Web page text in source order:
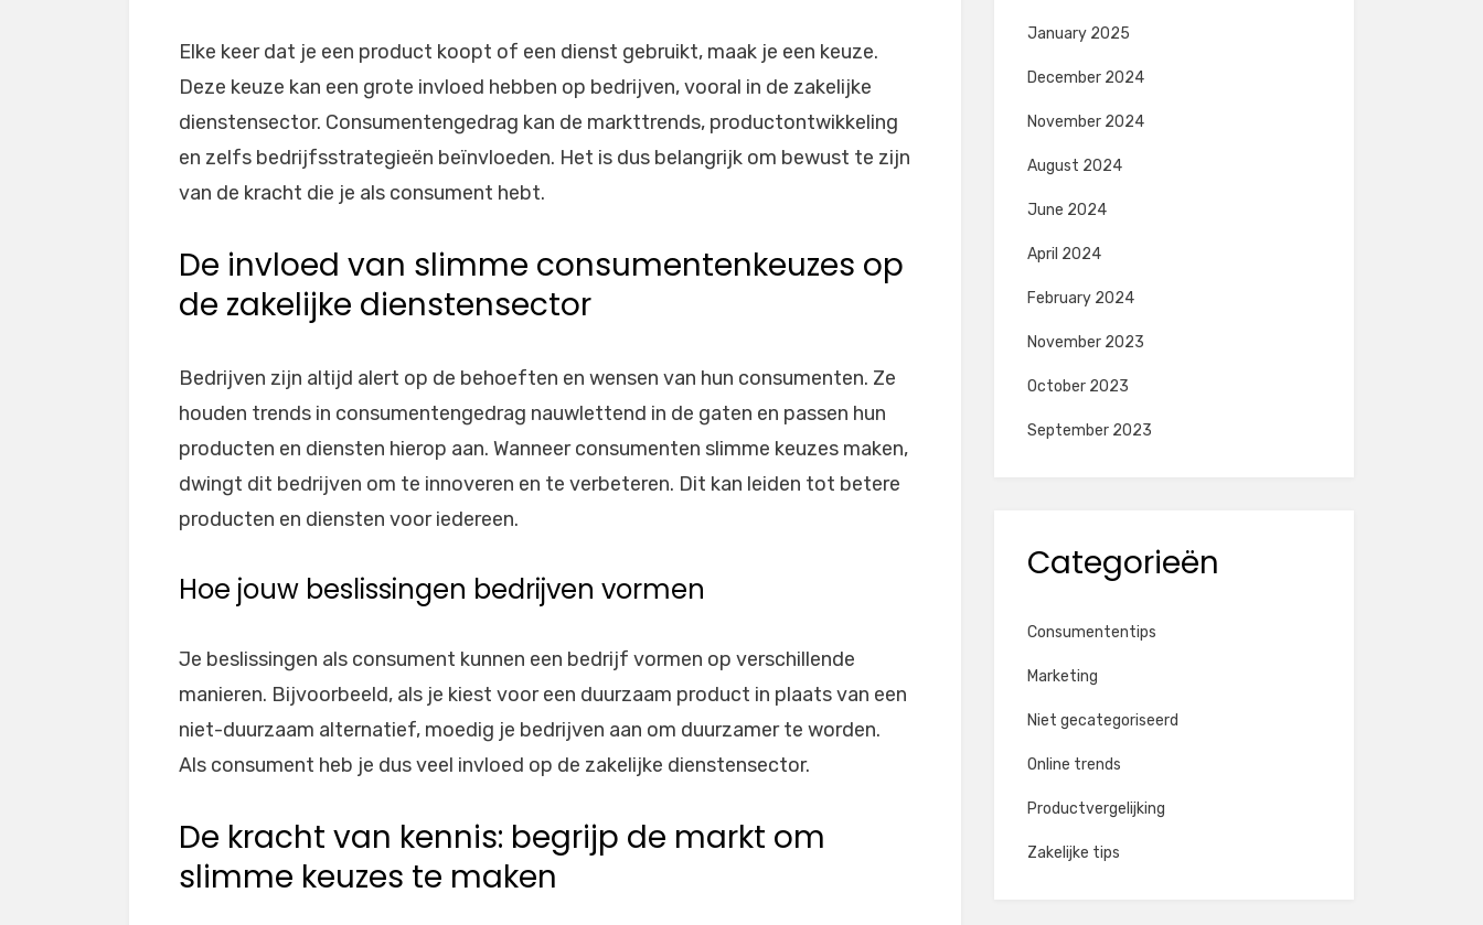
Elke keer dat je een product koopt of een dienst gebruikt, maak je een keuze.
Deze keuze kan een grote invloed hebben op bedrijven, vooral in de zakelijke
dienstensector. Consumentengedrag kan de markttrends, productontwikkeling
en zelfs bedrijfsstrategieën beïnvloeden. Het is dus belangrijk om bewust te zijn
van de kracht die je als consument hebt.
De invloed van slimme consumentenkeuzes op
de zakelijke dienstensector
Bedrijven zijn altijd alert op de behoeften en wensen van hun consumenten. Ze
houden trends in consumentengedrag nauwlettend in de gaten en passen hun
producten en diensten hierop aan. Wanneer consumenten slimme keuzes maken,
dwingt dit bedrijven om te innoveren en te verbeteren. Dit kan leiden tot betere
producten en diensten voor iedereen.
Hoe jouw beslissingen bedrijven vormen
Je beslissingen als consument kunnen een bedrijf vormen op verschillende
manieren. Bijvoorbeeld, als je kiest voor een duurzaam product in plaats van een
niet-duurzaam alternatief, moedig je bedrijven aan om duurzamer te worden.
Als consument heb je dus veel invloed op de zakelijke dienstensector.
De kracht van kennis: begrijp de markt om
slimme keuzes te maken
January 2025
December 2024
November 2024
August 2024
June 2024
April 2024
February 2024
November 2023
October 2023
September 2023
Categorieën
Consumententips
Marketing
Niet gecategoriseerd
Online trends
Productvergelijking
Zakelijke tips